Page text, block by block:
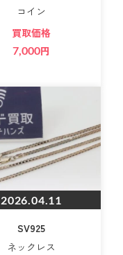
コイン
買取価格
7,000円
2026.04.11
SV925
ネックレス